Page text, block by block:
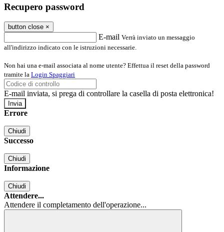
Recupero password
button close ×
E-mail Verrà inviato un messaggio
all'indirizzo indicato con le istruzioni necessarie.
Non hai una e-mail associata al nome utente? Effettua il reset della password
tramite la Login Spaggiari
E-mail inviata, si prega di controllare la casella di posta elettronica!
Errore
Chiudi
Successo
Chiudi
Informazione
Chiudi
Attendere...
Attendere il completamento dell'operazione...